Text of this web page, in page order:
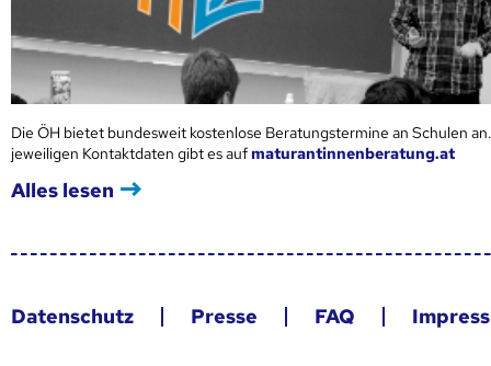
Die ÖH bietet bundesweit kostenlose Beratungstermine an Schulen
jeweiligen Kontaktdaten gibt es aufmaturantinnenberatung.at
Alles lesen
Datenschutz Presse FAQ